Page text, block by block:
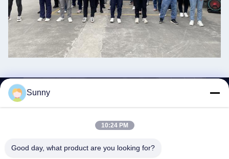
contatto
Sunny
10:24 PM
Good day, what product are you looking for?